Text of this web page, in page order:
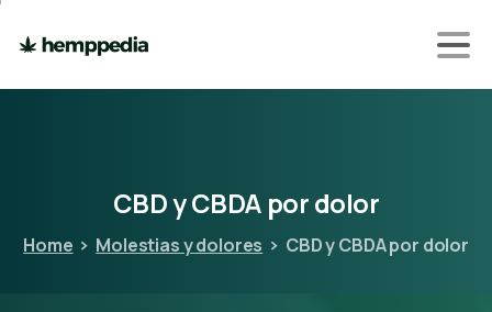
CBDyCBDA pordolor
Home Molestias y dolores CBD y CBDA por dolor